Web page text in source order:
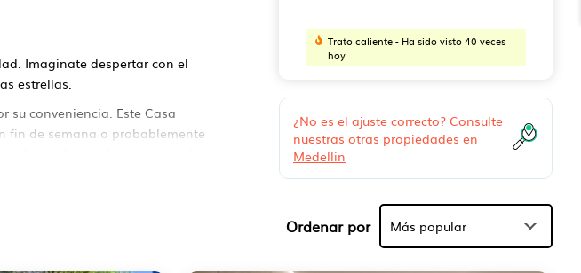
Imaginate despertar con el
estrellas.
su conveniencia. Este Casa
fin de semana o probablemente
casa.
Trato caliente - Ha sido visto 40 veces
hoy
¿No es el ajuste correcto? Consulte
nuestras otras propiedades en
Medellin
Ordenar por Más popular